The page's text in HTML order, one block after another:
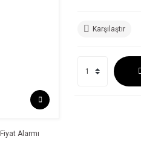
Fiyat Alarmı
Karşılaştır